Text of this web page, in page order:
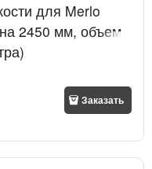
для Merlo
2450 мм, объем
Заказать